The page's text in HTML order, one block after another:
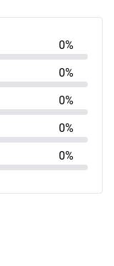
0%
0%
0%
0%
0%